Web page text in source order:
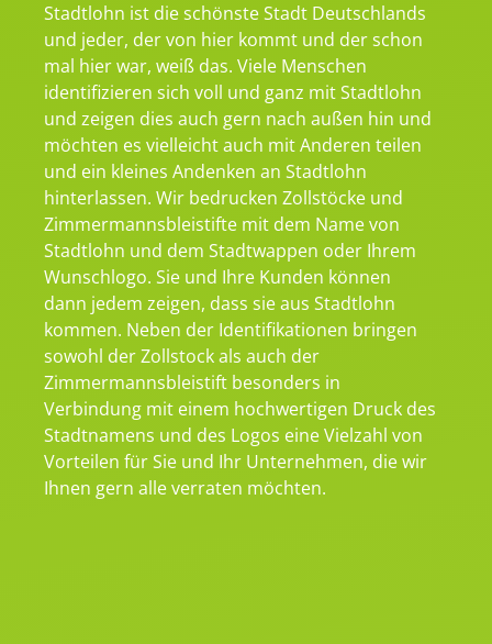
Stadtlohn ist die schönste Stadt Deutschlands
und jeder, der von hier kommt und der schon
mal hier war, weiß das. Viele Menschen
identifizieren sich voll und ganz mit Stadtlohn
und zeigen dies auch gern nach außen hin und
möchten es vielleicht auch mit Anderen teilen
und ein kleines Andenken an Stadtlohn
hinterlassen. Wir bedrucken Zollstöcke und
Zimmermannsbleistifte mit dem Name von
Stadtlohn und dem Stadtwappen oder Ihrem
Wunschlogo. Sie und Ihre Kunden können
dann jedem zeigen, dass sie aus Stadtlohn
kommen. Neben der Identifikationen bringen
sowohl der Zollstock als auch der
Zimmermannsbleistift besonders in
Verbindung mit einem hochwertigen Druck des
Stadtnamens und des Logos eine Vielzahl von
Vorteilen für Sie und Ihr Unternehmen, die wir
Ihnen gern alle verraten möchten.